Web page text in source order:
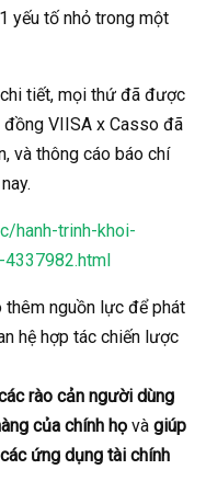
yếu tố nhỏ trong một
tiết, mọi thứ đã được
VIISA x Casso đã
và thông cáo báo chí
hanh-trinh-khoi-
nguồn lực để phát
hệ hợp tác chiến lược
rào cản người dùng
của chính họ và giúp
ứng dụng tài chính